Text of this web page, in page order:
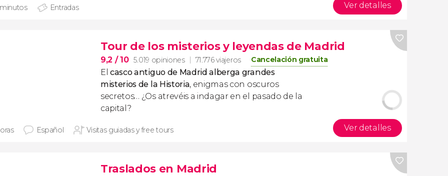
Entradas Ver detalles
Tour de los misterios y leyendas de Madrid
9,2 / 10 5.019 opiniones 71.776 viajeros Cancelación gratuita
Elcasco antiguo de Madrid alberga grandes
misterios de la Historia, enigmas con oscuros
secretos… ¿Os atrevéis a indagar en el pasado de la
capital?
Español Visitas guiadas y free tours Ver detalles
Traslados en Madrid